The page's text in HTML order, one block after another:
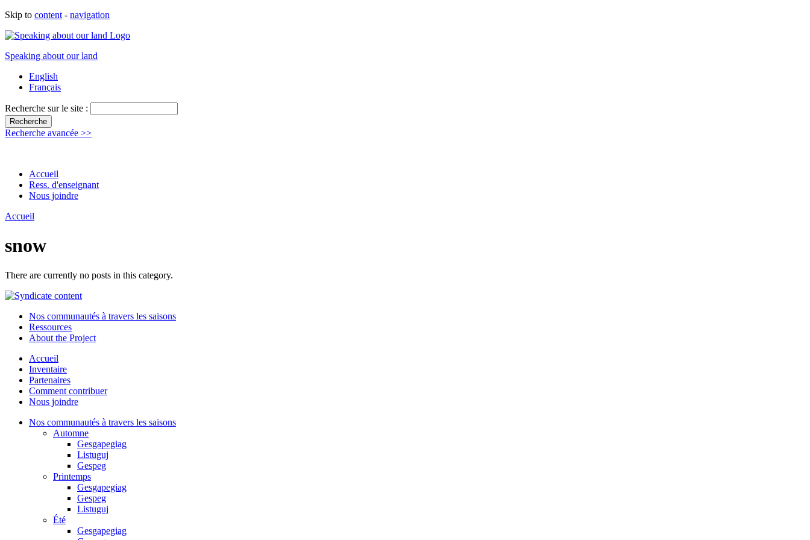
Skip to content - navigation
Speaking about our land
English
Français
Recherche sur le site :
Recherche avancée >>
Accueil
Ress. d'enseignant
Nous joindre
Accueil
snow
There are currently no posts in this category.
Nos communautés à travers les saisons
Ressources
About the Project
Accueil
Inventaire
Partenaires
Comment contribuer
Nous joindre
Nos communautés à travers les saisons
Automne
Gesgapegiag
Listuguj
Gespeg
Printemps
Gesgapegiag
Gespeg
Listuguj
Été
Gesgapegiag